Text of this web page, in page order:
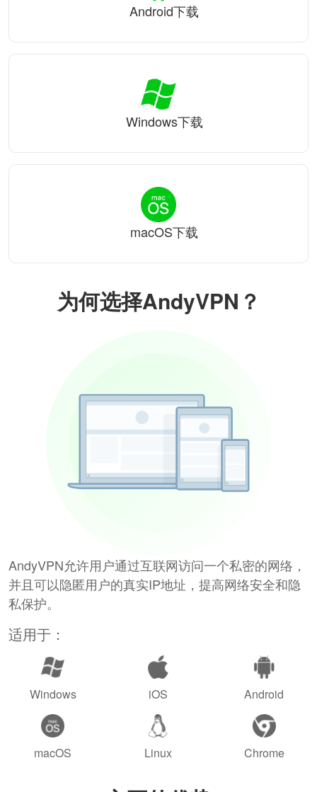
为何选择AndyVPN？
AndyVPN允许用户通过互联网访问一个私密的网络，
并且可以隐匿用户的真实IP地址，提高网络安全和隐
私保护。
适用于：
Windows iOS Android
macOS Linux Chrome
Android下载
Windows下载
macOS下载